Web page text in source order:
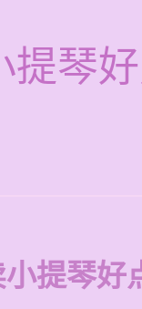
提琴
提琴好